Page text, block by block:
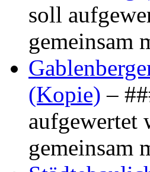
soll
gemeinsam
(Kopie) –
aufgewertet
gemeinsam